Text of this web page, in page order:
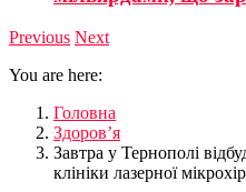
Previous Next
You are here:
Головна
Здоров’я
Завтра у Тернополі
клініки лазерної